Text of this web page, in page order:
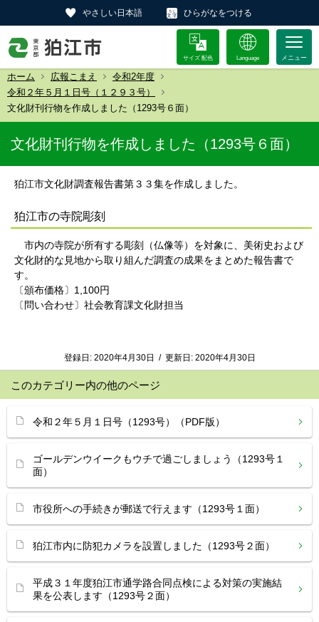
やさしい日本語 ひらがなをつける
サイズ 配色 Language
ホーム 広報こまえ
令和2年度
令和２年５月１日号（１２９３号）
文化財刊行物を作成しました（1293号６面）
文化財刊行物を作成しました（1293号６面）
狛江市文化財調査報告書第３３集を作成しました。
狛江市の寺院彫刻
市内の寺院が所有する彫刻（仏像等）を対象に、美術史および
文化財的な見地から取り組んだ調査の成果をまとめた報告書で
す。
〔頒布価格〕1,100円
〔問い合わせ〕社会教育課文化財担当
登録日: 2020年4月30日 / 更新日: 2020年4月30日
このカテゴリー内の他のページ
令和２年５月１日号（1293号）（PDF版）
ゴールデンウイークもウチで過ごしましょう（1293号１
面）
市役所への手続きが郵送で行えます（1293号１面）
狛江市内に防犯カメラを設置しました（1293号２面）
平成３１年度狛江市通学路合同点検による対策の実施結
果を公表します（1293号２面）